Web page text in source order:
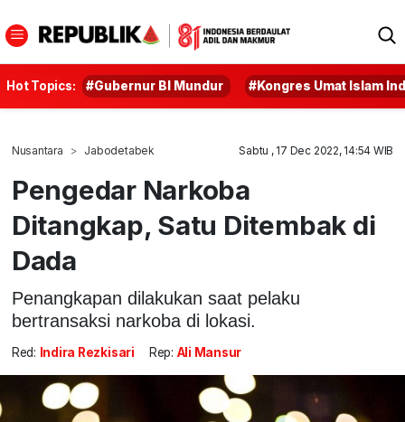
Hot Topics: #Gubernur BI Mundur #Kongres Umat Islam
Nusantara Jabodetabek Sabtu , 17 Dec 2022, 14:54 WIB
Pengedar Narkoba
Ditangkap, Satu Ditembak di
Dada
Penangkapan dilakukan saat pelaku
bertransaksi narkoba di lokasi.
Red: Indira Rezkisari Rep: Ali Mansur